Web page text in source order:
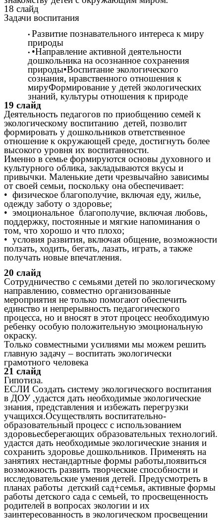
18 слайд
Задачи воспитания
Развитие познавательного интереса к миру
природы
•Направление активной деятельности
дошкольника на осознанное сохранения
природы•Воспитание экологического
сознания, нравственного отношения к
мируФормирование у детей экологических
знаний, культуры отношения к природе
19 слайд
Деятельность педагогов по приобщению семей к
экологическому воспитанию детей, позволит
формировать у дошкольников ответственное
отношение к окружающей среде, достигнуть более
высокого уровня их воспитанности.
Именно в семье формируются основы духовного и
культурного облика, закладываются вкусы и
привычки. Маленькие дети чрезвычайно зависимы
от своей семьи, поскольку она обеспечивает:
• физическое благополучие, включая еду, жилье,
одежду заботу о здоровье;
• эмоциональное благополучие, включая любовь,
поддержку, постоянные и мягкие напоминания о
том, что хорошо и что плохо;
• условия развития, включая общение, возможности
ползать, ходить, бегать, лазать, играть, а также
получать новые впечатления.
20 слайд
Сотрудничество с семьями детей по экологическому
направлению, совместно организованные
мероприятия не только помогают обеспечить
единство и непрерывность педагогического
процесса, но и вносят в этот процесс необходимую
ребенку особую положительную эмоциональную
окраску.
Только совместными усилиями мы можем решить
главную задачу – воспитать экологически
грамотного человека
21 слайд
Гипотиза.
ЕСЛИ Создать систему экологического воспитания
в ДОУ ,удастся дать необходимые экологические
знания, представления и избежать перегрузки
учащихся.Осуществлять воспитательно-
образовательный процесс с использованием
здоровьесберегающих образовательных технологий.
удастся дать необходимые экологические знания и
сохранить здоровье дошкольников. Применять на
занятиях нестандартные формы работы,появиться
возможность развить творческие способности и
исследовательские умения детей. Предусмотреть в
планах работы детский сад+семья, активные формы
работы детского сада с семьей, то просвещенность
родителей в вопросах экологии и их
заинтересованность в экологическом просвещении